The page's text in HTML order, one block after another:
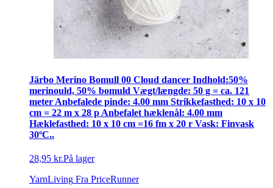
Järbo Merino Bomull 00 Cloud dancer Indhold:50%
merinould, 50% bomuld Vægt/længde: 50 g = ca. 121
meter Anbefalede pinde: 4.00 mm Strikkefasthed: 10 x 10
cm = 22 m x 28 p Anbefalet hæklenål: 4.00 mm
Hæklefasthed: 10 x 10 cm =16 fm x 20 r Vask: Finvask
30ºC..
28,95 kr.På lager
YarnLiving Fra PriceRunner